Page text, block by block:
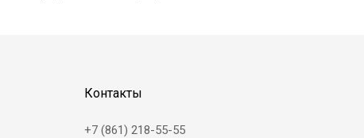
Контакты
+7 (861) 218-55-55